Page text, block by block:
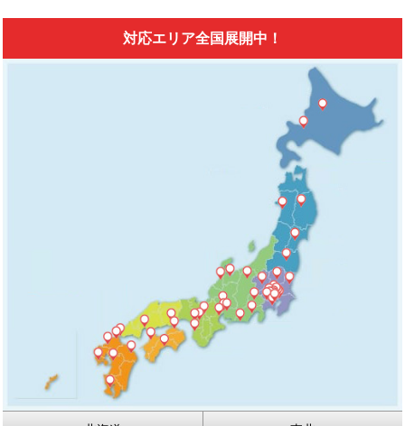
対応エリア全国展開中！